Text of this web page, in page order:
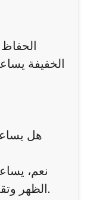
الخفيفة
هل
نعم،
الظهر وتقليل الانحناء الناتج عن الوزن الزائد.